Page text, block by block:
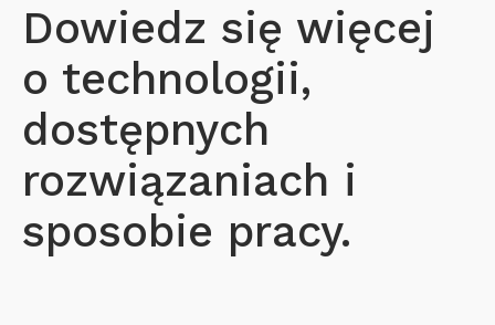
Dowiedz się więcej
o technologii,
dostępnych
rozwiązaniach i
sposobie pracy.